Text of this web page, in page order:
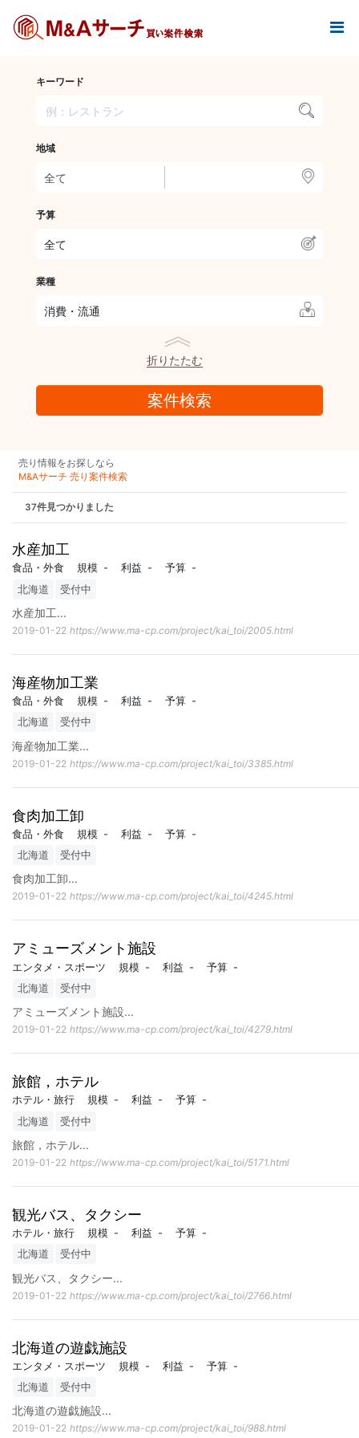
キーワード
地域
予算
全て
業種
消費・流通
折りたたむ
売り情報をお探しなら
M&Aサーチ 売り案件検索
37件見つかりました
水産加工
食品・外食 規模 - 利益 - 予算 -
北海道
受付中
水産加工...
2019-01-22 https://www.ma-cp.com/project/kai_toi/2005.html
海産物加工業
食品・外食 規模 - 利益 - 予算 -
北海道
受付中
海産物加工業...
2019-01-22 https://www.ma-cp.com/project/kai_toi/3385.html
食肉加工卸
食品・外食 規模 - 利益 - 予算 -
北海道
受付中
食肉加工卸...
2019-01-22 https://www.ma-cp.com/project/kai_toi/4245.html
アミューズメント施設
エンタメ・スポーツ 規模 - 利益 - 予算 -
北海道
受付中
アミューズメント施設...
2019-01-22 https://www.ma-cp.com/project/kai_toi/4279.html
旅館，ホテル
ホテル・旅行 規模 - 利益 - 予算 -
北海道
受付中
旅館，ホテル...
2019-01-22 https://www.ma-cp.com/project/kai_toi/5171.html
観光バス、タクシー
ホテル・旅行 規模 - 利益 - 予算 -
北海道
受付中
観光バス、タクシー...
2019-01-22 https://www.ma-cp.com/project/kai_toi/2766.html
北海道の遊戯施設
エンタメ・スポーツ 規模 - 利益 - 予算 -
北海道
受付中
北海道の遊戯施設...
2019-01-22 https://www.ma-cp.com/project/kai_toi/988.html